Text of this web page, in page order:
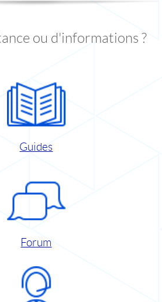
ou d'informations ?
Guides
Forum